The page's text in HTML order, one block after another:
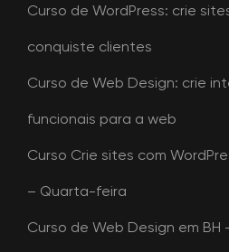
Curso de WordPress: crie
conquiste clientes
Curso de Web Design: crie
funcionais para a web
Curso Crie sites com
– Quarta-feira
Curso de Web Design em BH